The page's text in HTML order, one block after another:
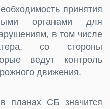
принятия
органами для
в том числе
со стороны
ведут контроль
движения.
планах СБ значится